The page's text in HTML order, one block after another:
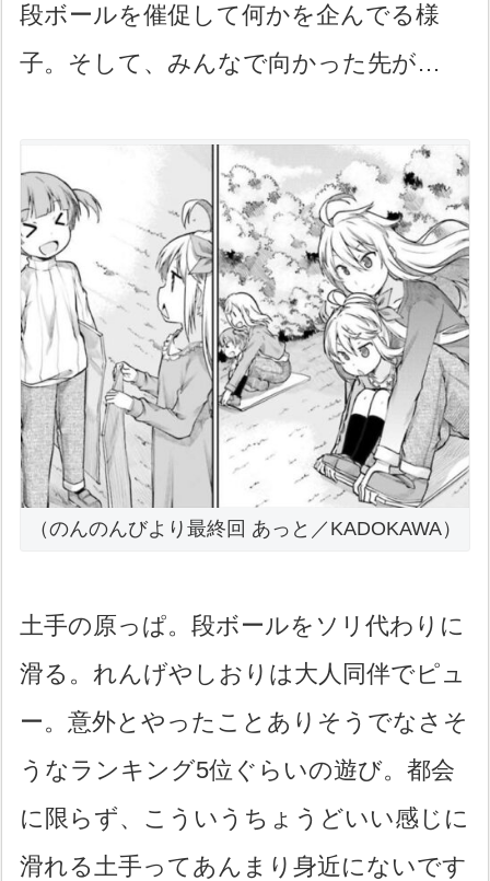
段ボールを催促して何かを企んでる様
子。そして、みんなで向かった先が…
（のんのんびより最終回 あっと／KADOKAWA）
土手の原っぱ。段ボールをソリ代わりに
滑る。れんげやしおりは大人同伴でピュ
ー。意外とやったことありそうでなさそ
うなランキング5位ぐらいの遊び。都会
に限らず、こういうちょうどいい感じに
滑れる土手ってあんまり身近にないです